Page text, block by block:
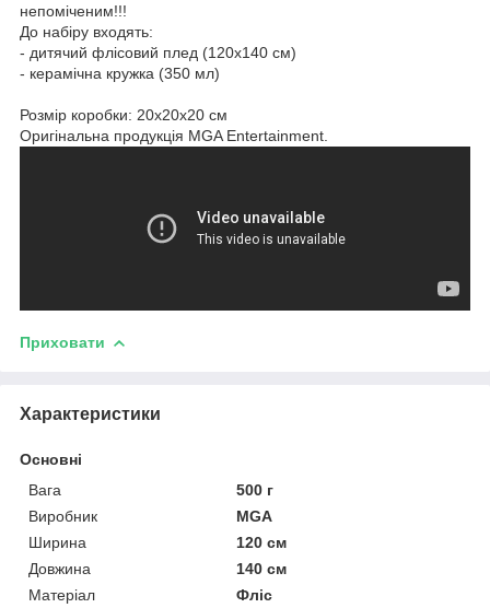
непоміченим!!!
До набіру входять:
- дитячий флісовий плед (120х140 см)
- керамічна кружка (350 мл)
Розмір коробки: 20х20х20 см
Оригінальна продукція MGA Entertainment.
Приховати
Характеристики
Основні
Вага
500 г
Виробник
MGA
Ширина
120 см
Довжина
140 см
Матеріал
Фліс